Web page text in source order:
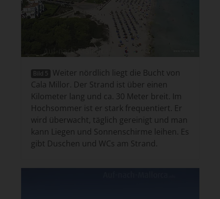
Bild 5
Weiter nördlich liegt die Bucht von
Cala Millor. Der Strand ist über einen
Kilometer lang und ca. 30 Meter breit. Im
Hochsommer ist er stark frequentiert. Er
wird überwacht, täglich gereinigt und man
kann Liegen und Sonnenschirme leihen. Es
gibt Duschen und WCs am Strand.